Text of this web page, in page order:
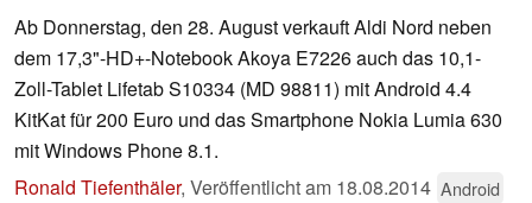
Ab Donnerstag, den 28. August verkauft Aldi Nord neben
dem 17,3"-HD+-Notebook Akoya E7226 auch das 10,1-
Zoll-Tablet Lifetab S10334 (MD 98811) mit Android 4.4
KitKat für 200 Euro und das Smartphone Nokia Lumia 630
mit Windows Phone 8.1.
Ronald Tiefenthäler, Veröffentlicht am 18.08.2014 Android